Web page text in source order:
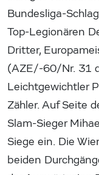
Bundesliga-
Top-Legionären
Dritter,
(AZE/-60/Nr. 31
Leichtgewichtler
Zähler. Auf Seite
Slam-Sieger
Siege ein. Die
beiden